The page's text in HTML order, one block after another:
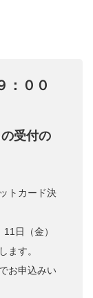
：００
受付の
トカード決
日（金）
ます。
お申込みい